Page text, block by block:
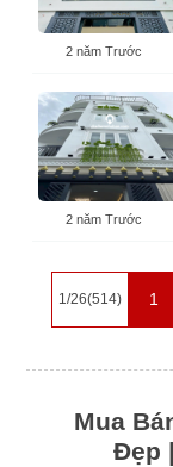
2 năm Trước
2 năm Trước
1/26(514) 1
Mua
Đẹp